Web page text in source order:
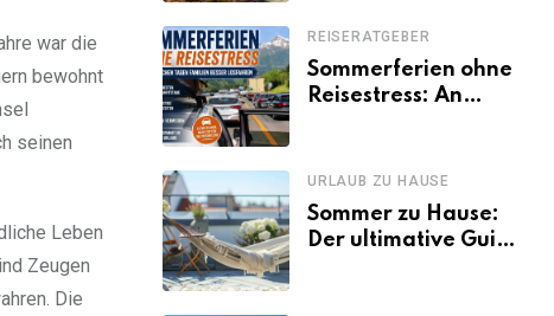
war die
bewohnt
seinen
Leben
Zeugen
Die
saisonale
Besonderheiten
REISERATGEBER
Sommerferien ohne
Reisestress: An
losfahren
URLAUB ZU HAUSE
Sommer zu Hause:
Der ultimative Guide